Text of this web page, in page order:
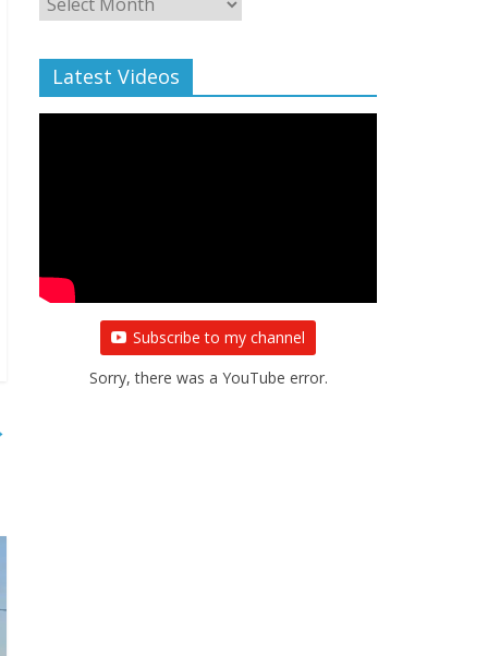
Archive
Latest Videos
Subscribe to my channel
Sorry, there was a YouTube error.